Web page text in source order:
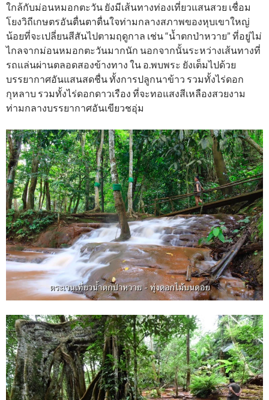
ใกล้กับม่อนหมอกตะวัน ยังมีเส้นทางท่องเที่ยวแสนสวย เชื่อม
โยงวิถีเกษตรอันตื่นตาตื่นใจท่ามกลางสภาพของหุบเขาใหญ่
น้อยที่จะเปลี่ยนสีสันไปตามฤดูกาล เช่น “น้ำตกป่าหวาย” ที่อยู่ไม่
ไกลจากม่อนหมอกตะวันมากนัก นอกจากนั้นระหว่างเส้นทางที่
รถแล่นผ่านตลอดสองข้างทาง ใน อ.พบพระ ยังเต็มไปด้วย
บรรยากาศอันแสนสดชื่น ทั้งการปลูกนาข้าว รวมทั้งไร่ดอก
กุหลาบ รวมทั้งไร่ดอกดาวเรือง ที่จะทอแสงสีเหลืองสวยงาม
ท่ามกลางบรรยากาศอันเขียวชอุ่ม